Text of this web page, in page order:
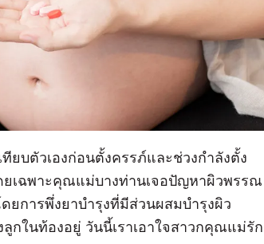
บตัวเองก่อนตั้งครรภ์และช่วงกำลังตั้ง
ยเฉพาะคุณแม่บางท่านเจอปัญหาผิวพรรณ
การพึ่งยาบำรุงที่มีส่วนผสมบำรุงผิว
ในท้องอยู่ วันนี้เราเอาใจสาวกคุณแม่รัก